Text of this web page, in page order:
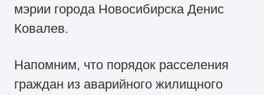
мэрии города Новосибирска Денис
Ковалев.
Напомним, что порядок расселения
граждан из аварийного жилищного